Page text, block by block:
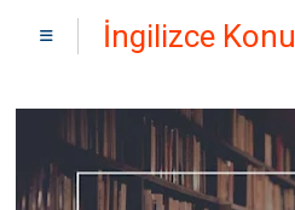
İngilizce Konu
Çalışmaları